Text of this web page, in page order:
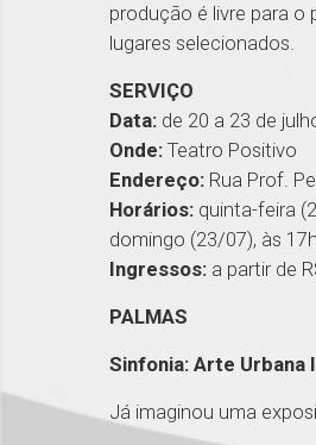
produção é livre para o
lugares selecionados.
SERVIÇO
Data: de 20 a 23 de
Onde: Teatro Positivo
Endereço: Rua Prof.
Horários: quinta-feira
domingo (23/07), às
Ingressos: a partir de
PALMAS
Sinfonia: Arte Urbana
Já imaginou uma